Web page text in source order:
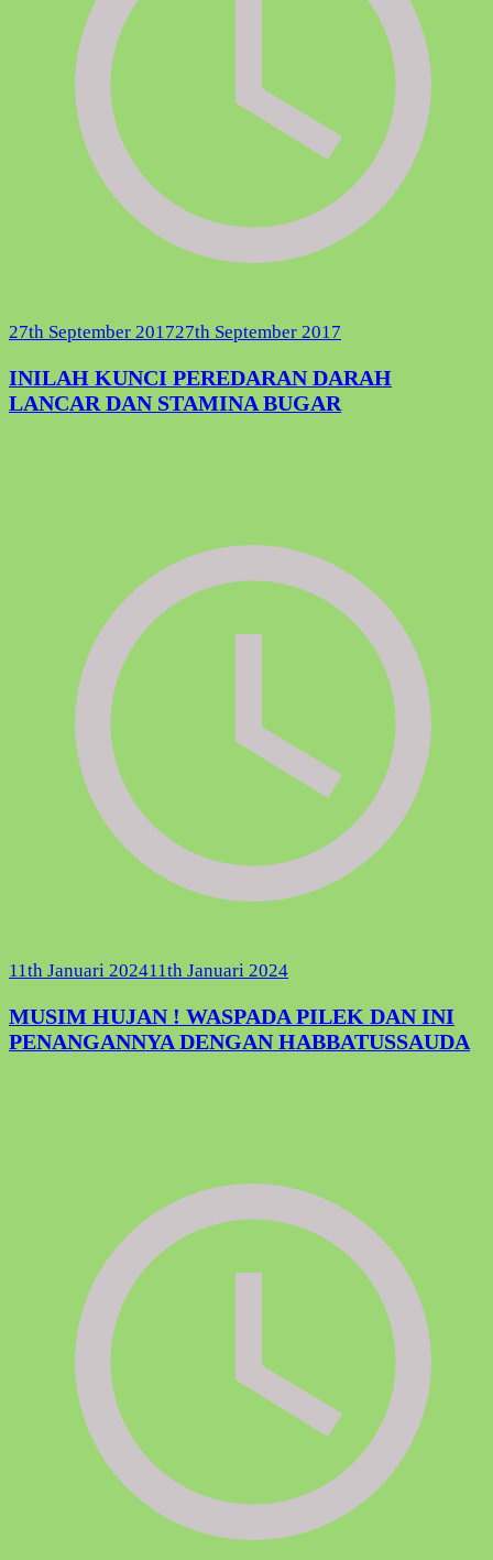
27th September 201727th September 2017
INILAH KUNCI PEREDARAN DARAH
LANCAR DAN STAMINA BUGAR
11th Januari 202411th Januari 2024
MUSIM HUJAN ! WASPADA PILEK DAN INI
PENANGANNYA DENGAN HABBATUSSAUDA